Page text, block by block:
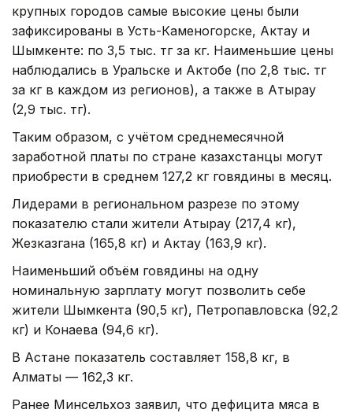
крупных городов самые высокие цены были
зафиксированы в Усть-Каменогорске, Актау и
Шымкенте: по 3,5 тыс. тг за кг. Наименьшие цены
наблюдались в Уральске и Актобе (по 2,8 тыс. тг
за кг в каждом из регионов), а также в Атырау
(2,9 тыс. тг).
Таким образом, с учётом среднемесячной
заработной платы по стране казахстанцы могут
приобрести в среднем 127,2 кг говядины в месяц.
Лидерами в региональном разрезе по этому
показателю стали жители Атырау (217,4 кг),
Жезказгана (165,8 кг) и Актау (163,9 кг).
Наименьший объём говядины на одну
номинальную зарплату могут позволить себе
жители Шымкента (90,5 кг), Петропавловска (92,2
кг) и Конаева (94,6 кг).
В Астане показатель составляет 158,8 кг, в
Алматы — 162,3 кг.
Ранее Минсельхоз заявил, что дефицита мяса в